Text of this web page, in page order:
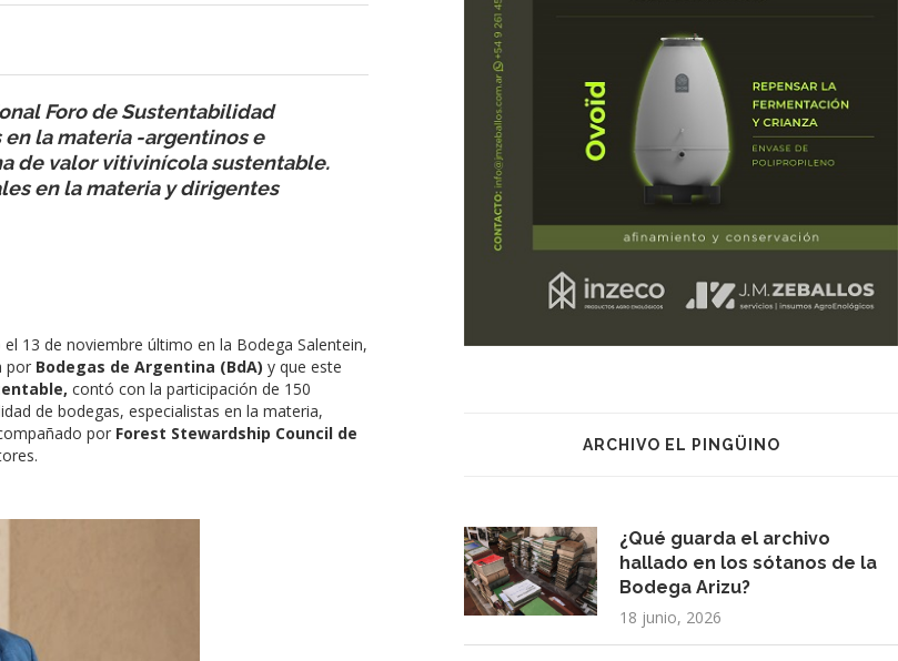
Foro de Sustentabilidad
la materia -argentinos e
de valor vitivinícola sustentable.
en la materia y dirigentes
13 de noviembre último en la Bodega Salentein,
por Bodegas de Argentina (BdA) y que este
contó con la participación de 150
de bodegas, especialistas en la materia,
por Forest Stewardship Council de
ARCHIVO EL PINGÜINO
¿Qué guarda el archivo
hallado en los sótanos de la
Bodega Arizu?
18 junio, 2026